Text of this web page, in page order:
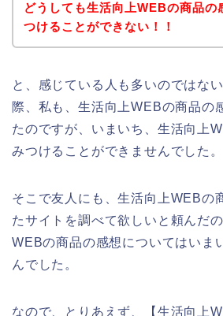
どうしても生活向上WEBの商品の
つけることができない！！
と、感じている人も多いのではな
際、私も、生活向上WEBの商品の
たのですが、いまいち、生活向上
みつけることができませんでした。
そこで友人にも、生活向上WEBの
たサイトを調べて欲しいと頼んだ
WEBの商品の感想についてはいま
んでした。
なので、とりあえず、【生活向上